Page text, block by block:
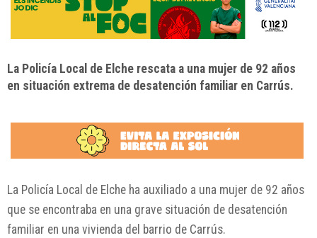
La Policía Local de Elche rescata a una mujer de 92 años
en situación extrema de desatención familiar en Carrús.
La Policía Local de Elche ha auxiliado a una mujer de 92 años
que se encontraba en una grave situación de desatención
familiar en una vivienda del barrio de Carrús.